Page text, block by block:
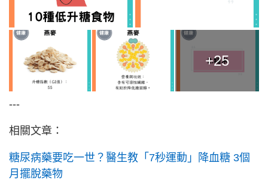
+25
---
相關文章：
糖尿病藥要吃一世？醫生教「7秒運動」降血糖 3個
月擺脫藥物